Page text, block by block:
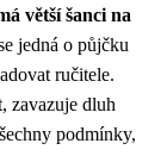
větší šanci na
jedná o půjčku
ručitele.
zavazuje dluh
podmínky,